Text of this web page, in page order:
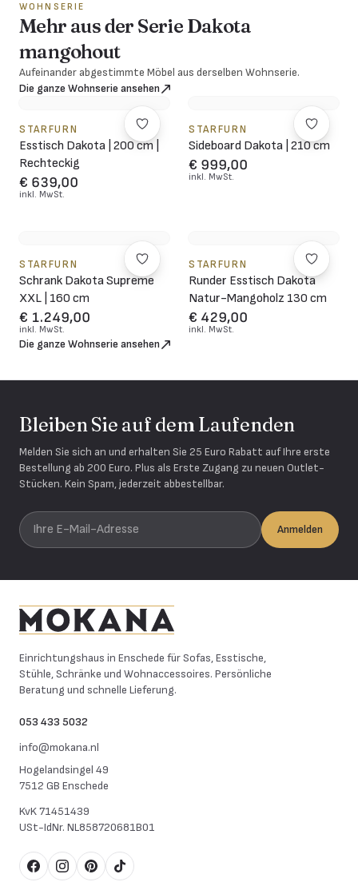
WOHNSERIE
Mehr aus der Serie Dakota
mangohout
Aufeinander abgestimmte Möbel aus derselben Wohnserie.
Die ganze Wohnserie ansehen
STARFURN
Esstisch Dakota | 200 cm |
Rechteckig
€ 639,00
inkl. MwSt.
STARFURN
Sideboard Dakota | 210 cm
€ 999,00
inkl. MwSt.
STARFURN
Schrank Dakota Supreme
XXL | 160 cm
€ 1.249,00
inkl. MwSt.
STARFURN
Runder Esstisch Dakota
Natur-Mangoholz 130 cm
€ 429,00
inkl. MwSt.
Die ganze Wohnserie ansehen
Bleiben Sie auf dem Laufenden
Melden Sie sich an und erhalten Sie 25 Euro Rabatt auf Ihre erste
Bestellung ab 200 Euro. Plus als Erste Zugang zu neuen Outlet-
Stücken. Kein Spam, jederzeit abbestellbar.
Ihre E-Mail-Adresse
Anmelden
Einrichtungshaus in Enschede für Sofas, Esstische,
Stühle, Schränke und Wohnaccessoires. Persönliche
Beratung und schnelle Lieferung.
053 433 5032
info@mokana.nl
Hogelandsingel 49
7512 GB Enschede
KvK71451439
USt-IdNr. NL858720681B01
FacebookInstagram
Pinterest
TikTok